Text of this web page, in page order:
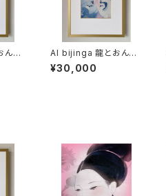
AI bijinga 龍とおんな
「春風」
¥30,000